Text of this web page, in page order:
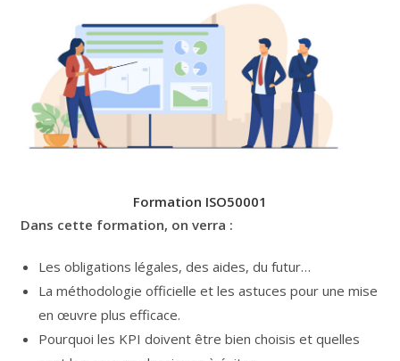
Formation ISO50001
Dans cette formation, on verra :
Les obligations légales, des aides, du futur…
La méthodologie officielle et les astuces pour une mise
en œuvre plus efficace.
Pourquoi les KPI doivent être bien choisis et quelles